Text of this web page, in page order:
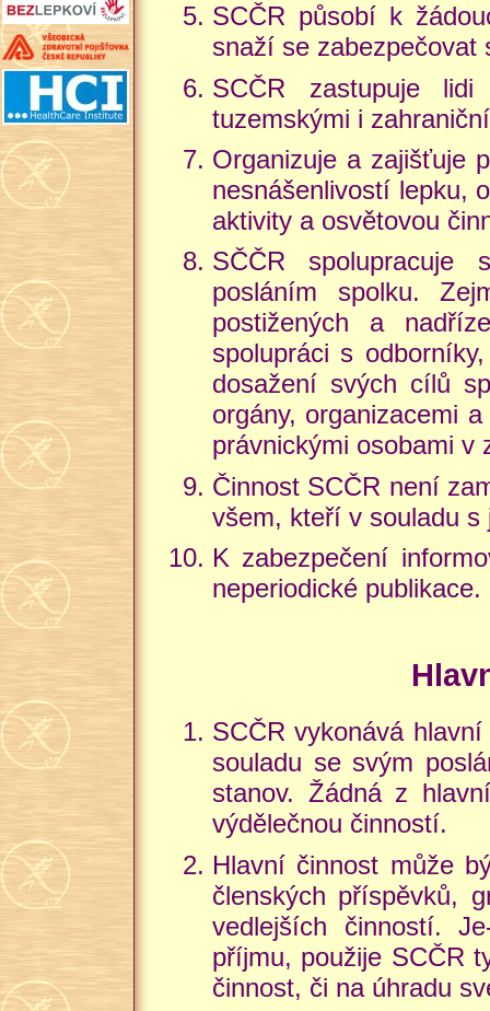
SCČR působí k
snaží se zabezpečovat
SCČR zastupuje
tuzemskými i
Organizuje a zajišťuje
nesnášenlivostí lepku,
aktivity a osvětovou
SČČR
posláním spolku.
postižených a
spolupráci s
dosažení svých cílů
orgány, organizacemi
právnickými osobami v
Činnost SCČR není
všem, kteří v souladu
K zabezpečení
neperiodické publikace.
SCČR vykonává
souladu se svým
stanov. Žádná z
výdělečnou činností.
Hlavní činnost může
členských příspěvků,
vedlejších činností.
příjmu, použije SCČR
činnost, či na úhradu